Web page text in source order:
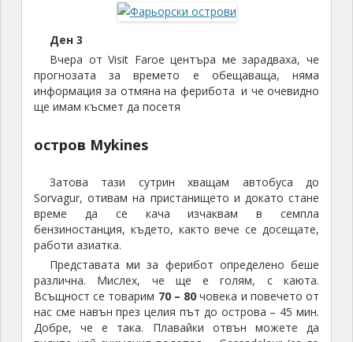
Ден 3
Вчера от Visit Faroe центъра ме зарадваха, че
прогнозата за времето е обещаваща, няма
информация за отмяна на ферибота и че очевидно
ще имам късмет да посетя
остров Mykines
Затова тази сутрин хващам автобуса до
Sorvagur, отивам на пристанището и докато стане
време да се кача изчаквам в семпла
бензиностанция, където, както вече се досещате,
работи азиатка.
Представата ми за ферибот определено беше
различна. Мислех, че ще е голям, с каюта.
Всъщност се товарим 70 – 80 човека и повечето от
нас сме навън през целия път до острова – 45 мин.
Добре, че е така. Плавайки отвън можете да